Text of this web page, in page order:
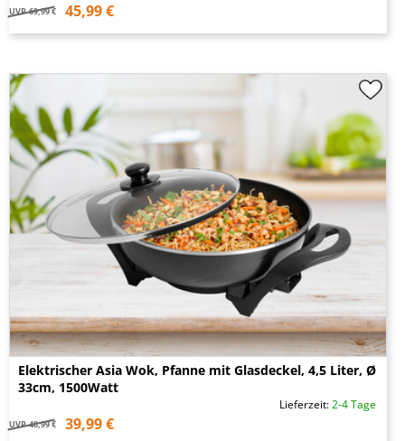
UVP 69,99 € 45,99 €
Elektrischer Asia Wok, Pfanne mit Glasdeckel, 4,5 Liter, Ø
33cm, 1500Watt
Lieferzeit:2-4 Tage
UVP 48,99 € 39,99 €